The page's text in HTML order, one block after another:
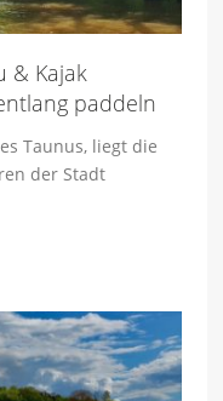
& Kajak
paddeln
Taunus, liegt die
der Stadt